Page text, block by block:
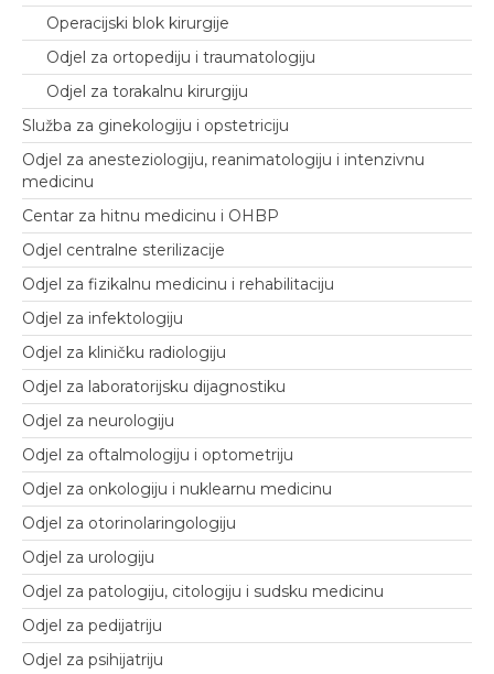
Operacijski blok kirurgije
Odjel za ortopediju i traumatologiju
Odjel za torakalnu kirurgiju
Služba za ginekologiju i opstetriciju
Odjel za anesteziologiju, reanimatologiju i intenzivnu
medicinu
Centar za hitnu medicinu i OHBP
Odjel centralne sterilizacije
Odjel za fizikalnu medicinu i rehabilitaciju
Odjel za infektologiju
Odjel za kliničku radiologiju
Odjel za laboratorijsku dijagnostiku
Odjel za neurologiju
Odjel za oftalmologiju i optometriju
Odjel za onkologiju i nuklearnu medicinu
Odjel za otorinolaringologiju
Odjel za urologiju
Odjel za patologiju, citologiju i sudsku medicinu
Odjel za pedijatriju
Odjel za psihijatriju